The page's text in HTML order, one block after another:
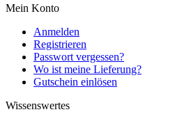
Mein Konto
Anmelden
Registrieren
Passwort vergessen?
Wo ist meine Lieferung?
Gutschein einlösen
Wissenswertes